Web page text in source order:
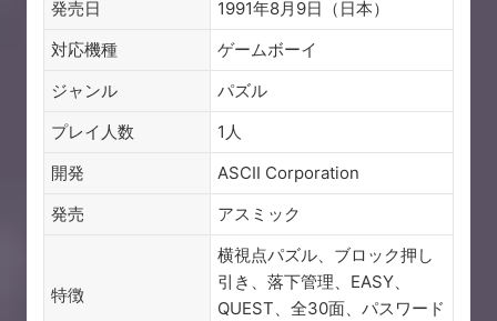
発売日
1991年8月9日（日本）
対応機種
ゲームボーイ
ジャンル
パズル
プレイ人数
1人
開発
ASCII Corporation
発売
アスミック
特徴
横視点パズル、ブロック押し
引き、落下管理、EASY、
QUEST、全30面、パスワード